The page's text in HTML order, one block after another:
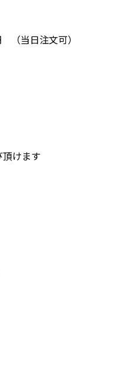
当日注文可）
けます